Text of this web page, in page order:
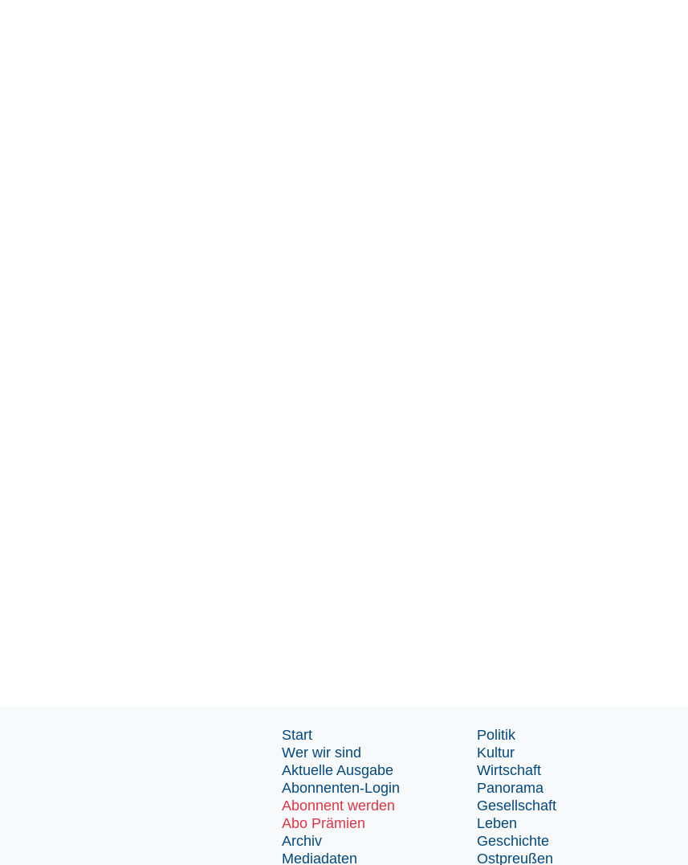
Start
Wer wir sind
Aktuelle Ausgabe
Abonnenten-Login
Abonnent werden
Abo Prämien
Archiv
Mediadaten
Politik
Kultur
Wirtschaft
Panorama
Gesellschaft
Leben
Geschichte
Ostpreußen